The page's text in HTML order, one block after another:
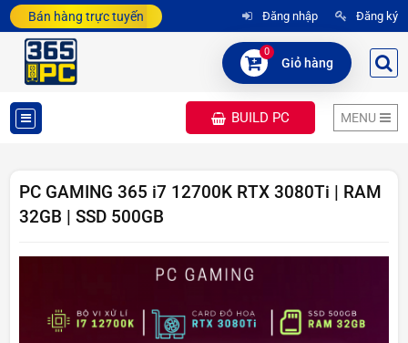
Bán hàng trực tuyến Đăng nhập Đăng ký
0
Giỏ hàng
MỤC
SẢN
PHẨM
MENU
BUILD PC
PC GAMING 365 i7 12700K RTX 3080Ti | RAM
32GB | SSD 500GB